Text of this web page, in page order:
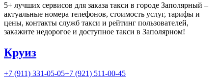
5+ лучших сервисов для заказа такси в городе Заполярный –
актуальные номера телефонов, стоимость услуг, тарифы и
цены, контакты служб такси и рейтинг пользователей,
закажите недорогое и доступное такси в Заполярном!
Круиз
+7 (911) 331-05-05+7 (921) 511-00-45